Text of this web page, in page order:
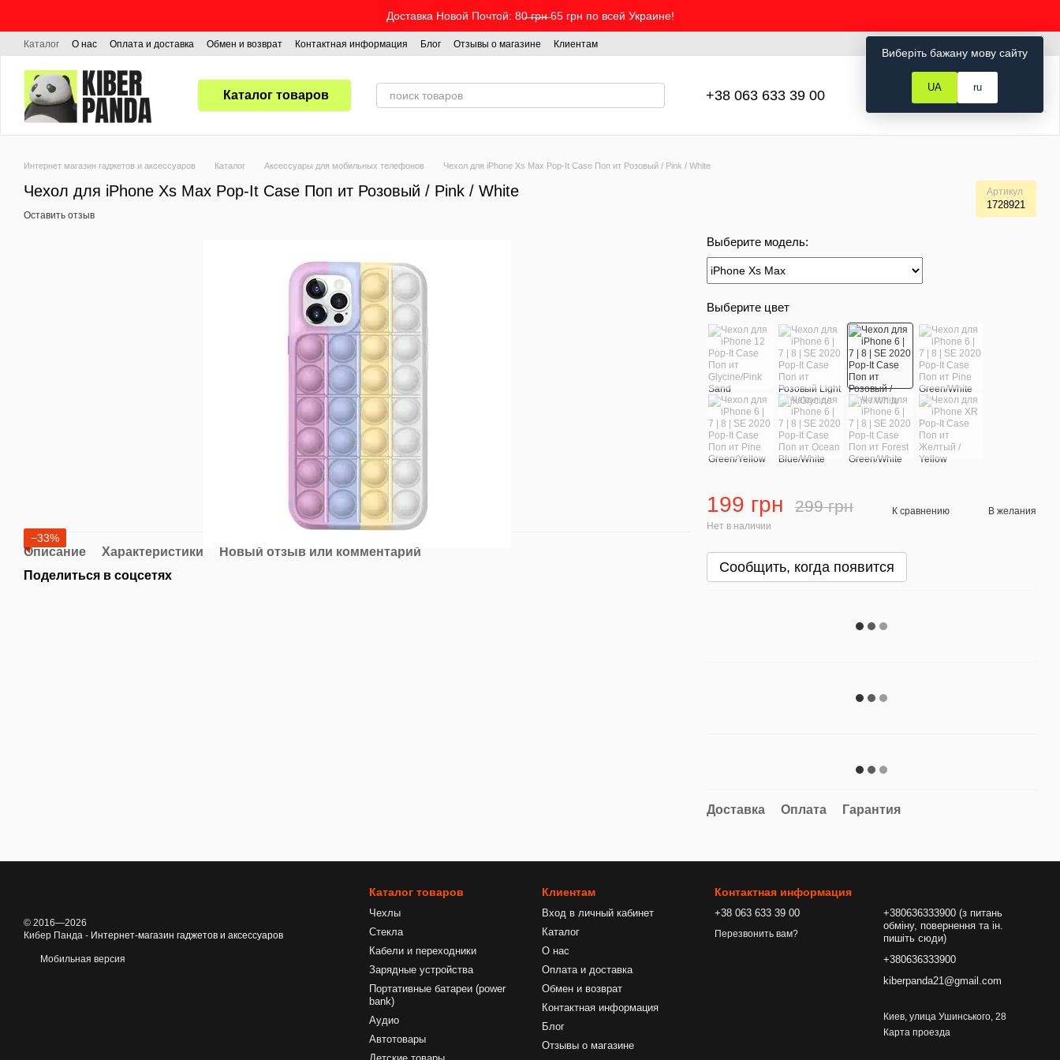
Доставка Новой Почтой: 80̶ ̶г̶р̶н̶ 65 грн по всей Украине!
Каталог О нас Оплата и доставка Обмен и возврат Контактная информация Блог Отзывы о магазине Клиентам
Каталог товаров +38 063 633 39 00 Мой заказ
Интернет магазин гаджетов и аксессуаров Каталог Аксессуары для мобильных телефонов Чехол для iPhone Xs Max Pop-It Case Поп ит Розовый / Pink / White
Чехол для iPhone Xs Max Pop-It Case Поп ит Розовый / Pink / White Артикул
1728921
Оставить отзыв
−33%
Описание Характеристики
Новый отзыв или комментарий
Поделиться в соцсетях
Выберите модель:
Выберите цвет
199 грн 299 грн
Нет в наличии
К сравнению В желания
Сообщить, когда появится
Доставка Оплата Гарантия
© 2016—2026
Кибер Панда - Интернет-магазин гаджетов и аксессуаров
Мобильная версия
Каталог товаров
Чехлы
Стекла
Кабели и переходники
Зарядные устройства
Портативные батареи (power
bank)
Аудио
Автотовары
Клиентам
Вход в личный кабинет
Каталог
О нас
Оплата и доставка
Обмен и возврат
Контактная информация
Блог
Отзывы о магазине
Контактная информация
+38 063 633 39 00
Перезвонить вам?
+380636333900 (з питань
обміну, повернення та ін.
пишіть сюди)
+380636333900
kiberpanda21@gmail.com
Киев, улица Ушинського, 28
Карта проезда
Виберіть бажану мову сайту
UA ru